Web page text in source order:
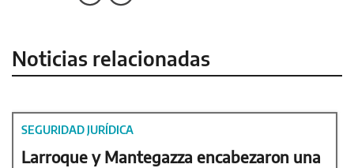
Noticias relacionadas
SEGURIDAD JURÍDICA
Larroque y Mantegazza encabezaron una